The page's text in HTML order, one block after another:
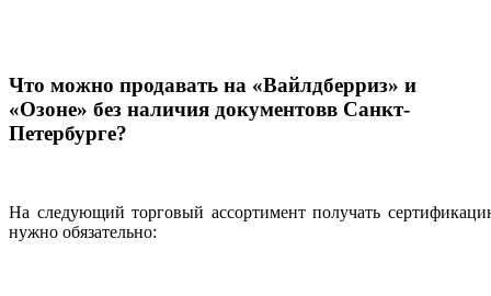
Что можно продавать на «Вайлдберриз» и
«Озоне» без наличия документовв Санкт-
Петербурге?
На следующий торговый ассортимент получать
нужно обязательно: